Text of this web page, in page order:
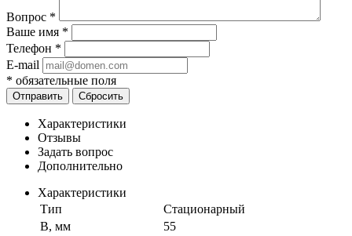
Вопрос *
Ваше имя *
Телефон *
E-mail
* обязательные поля
Отправить Сбросить
Характеристики
Отзывы
Задать вопрос
Дополнительно
Характеристики
Тип
Стационарный
B, мм
55